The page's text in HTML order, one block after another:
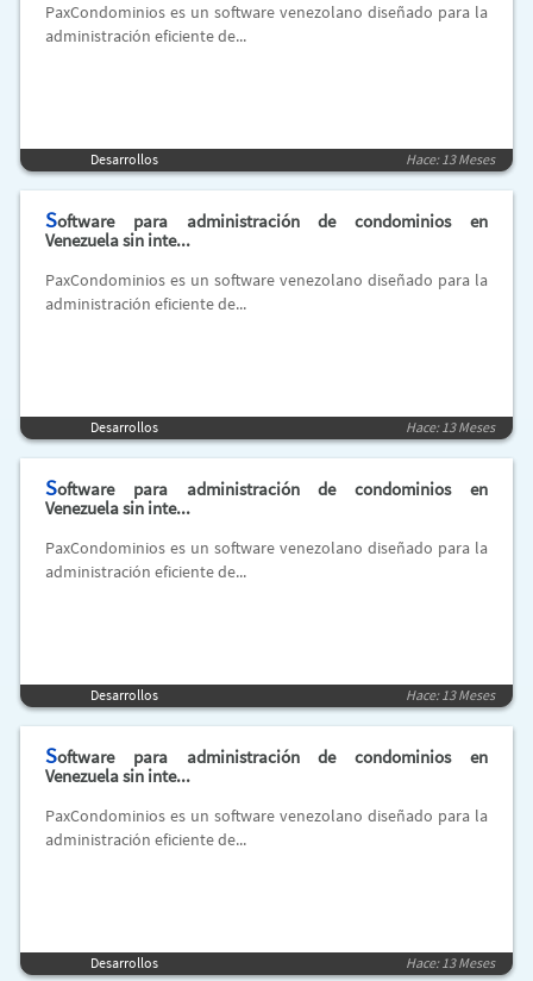
PaxCondominios es un software venezolano diseñado para la
administración eficiente de...
Desarrollos Hace: 13 Meses
Software para administración de condominios en
Venezuela sin inte...
PaxCondominios es un software venezolano diseñado para la
administración eficiente de...
Desarrollos Hace: 13 Meses
Software para administración de condominios en
Venezuela sin inte...
PaxCondominios es un software venezolano diseñado para la
administración eficiente de...
Desarrollos Hace: 13 Meses
Software para administración de condominios en
Venezuela sin inte...
PaxCondominios es un software venezolano diseñado para la
administración eficiente de...
Desarrollos Hace: 13 Meses